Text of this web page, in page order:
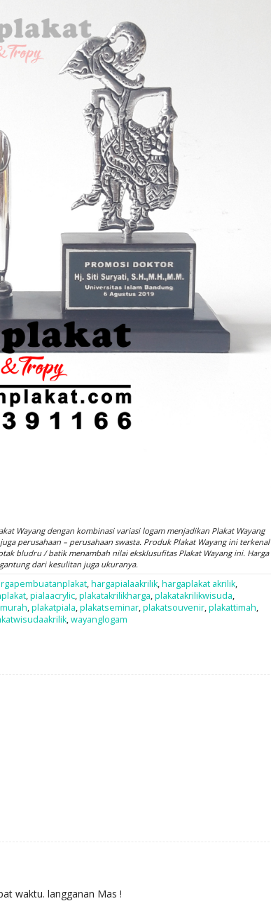
Wayang dengan kombinasi variasi logam menjadikan Plakat Wayang
perusahaan – perusahaan swasta. Produk Plakat Wayang ini terkenal
bludru / batik menambah nilai eksklusufitas Plakat Wayang ini. Harga
dari kesulitan juga ukuranya.
,hargapialaakrilik,hargaplakat akrilik,
,pialaacrylic,plakatakrilikharga,plakatakrilikwisuda,
,plakatpiala,plakatseminar,plakatsouvenir,plakattimah,
,wayanglogam
waktu. langganan Mas !